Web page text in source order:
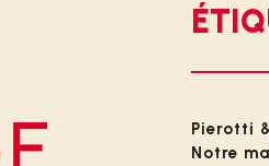
Pierotti
Notre